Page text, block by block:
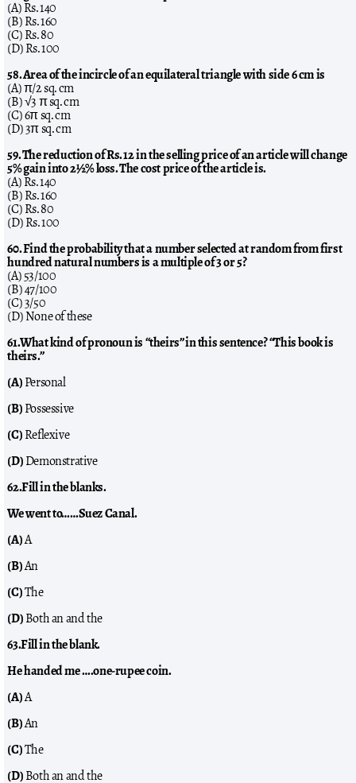
(A) Rs. 140
(B) Rs. 160
(C) Rs. 80
(D) Rs. 100
58. Area of the incircle of an equilateral triangle with side 6 cm is
(A) π/2 sq. cm
(B) √3 π sq. cm
(C) 6π sq. cm
(D) 3π sq. cm
59. The reduction of Rs. 12 in the selling price of an article will change
5% gain into 2½% loss. The cost price of the article is.
(A) Rs. 140
(B) Rs. 160
(C) Rs. 80
(D) Rs. 100
60. Find the probability that a number selected at random from first
hundred natural numbers is a multiple of 3 or 5?
(A) 53/100
(B) 47/100
(C) 3/50
(D) None of these
61.What kind of pronoun is “theirs” in this sentence? “This book is
theirs.”
(A)Personal
(B)Possessive
(C)Reflexive
(D)Demonstrative
62.Fill in the blanks.
We went to……Suez Canal.
(A)A
(B)An
(C)The
(D)Both an and the
63.Fill in the blank.
He handed me ….one-rupee coin.
(A)A
(B)An
(C)The
(D)Both an and the